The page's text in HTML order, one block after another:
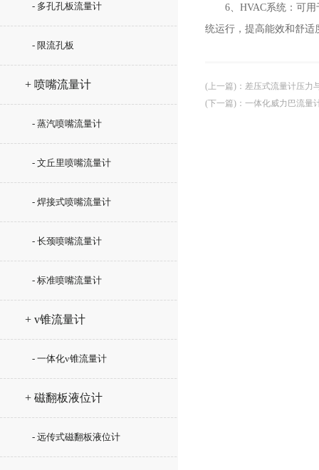
- 多孔孔板流量计
- 限流孔板
+ 喷嘴流量计
- 蒸汽喷嘴流量计
- 文丘里喷嘴流量计
- 焊接式喷嘴流量计
- 长颈喷嘴流量计
- 标准喷嘴流量计
+ v锥流量计
- 一体化v锥流量计
+ 磁翻板液位计
- 远传式磁翻板液位计
6、HVAC系统：可用
统运行，提高能效和舒适
(上一篇) ： 差压式流量计压力
(下一篇) ： 一体化威力巴流量